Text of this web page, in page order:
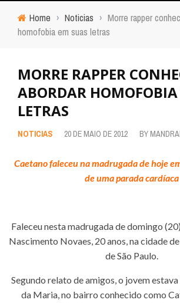
Home › Noticias › Morre rapper
homofobia em suas letras
MORRE RAPPER
ABORDAR HOMOFOBIA
LETRAS
NOTICIAS 20 DE MAIO DE 2012 BY
Caetano faleceu na madrugada de hoje
de uma parada cardíaca
Faleceu nesta madrugada de domingo
Nascimento Novaes, 20 anos, na cidade
de São Paulo.
Segundo relato de amigos, o jovem
da Maria, no bairro conhecido como